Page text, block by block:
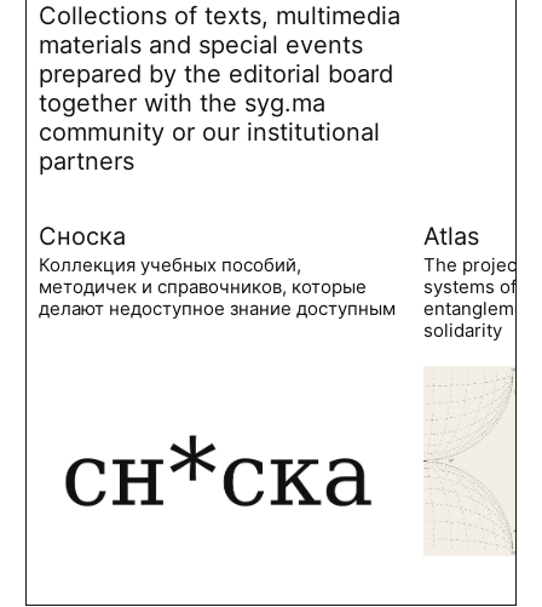
Collections of texts, multimedia
materials and special events
prepared by the editorial board
together with the syg.ma
community or our institutional
partners
Сноска
Коллекция учебных пособий,
методичек и справочников, которые
делают недоступное знание доступным
Atlas
The project
systems of
solidarity